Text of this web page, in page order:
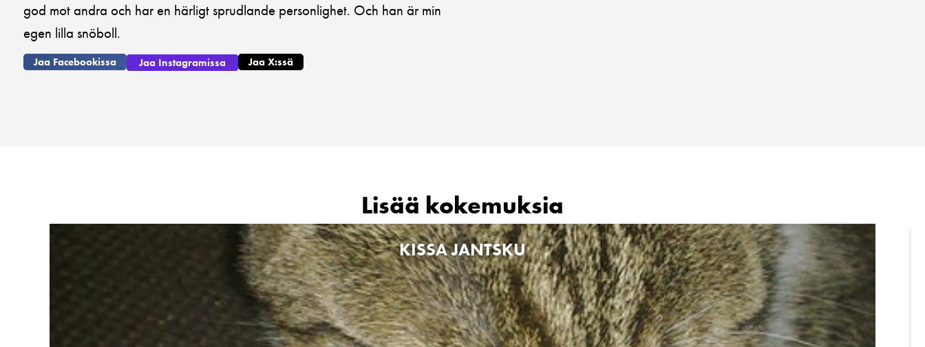
god mot andra och har en härligt sprudlande personlighet. Och han är min
egen lilla snöboll.
Jaa Facebookissa Jaa Instagramissa Jaa X:ssä
Lisää kokemuksia
KISSA JANTSKU